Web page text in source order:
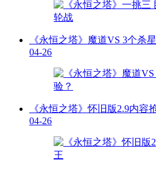
《永恒之塔》魔道VS 3个杀
04-26
《永恒之塔》怀旧版2.9内容
04-26